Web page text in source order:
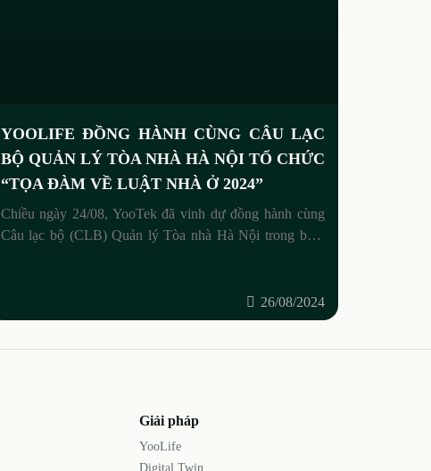
YOOLIFE ĐỒNG HÀNH CÙNG CÂU LẠC
BỘ QUẢN LÝ TÒA NHÀ HÀ NỘI TỔ CHỨC
“TỌA ĐÀM VỀ LUẬT NHÀ Ở 2024”
Chiều ngày 24/08, YooTek đã vinh dự đồng hành cùng
Câu lạc bộ (CLB) Quản lý Tòa nhà Hà Nội trong buổi
26/08/2024
Giải pháp
YooLife
Digital Twin